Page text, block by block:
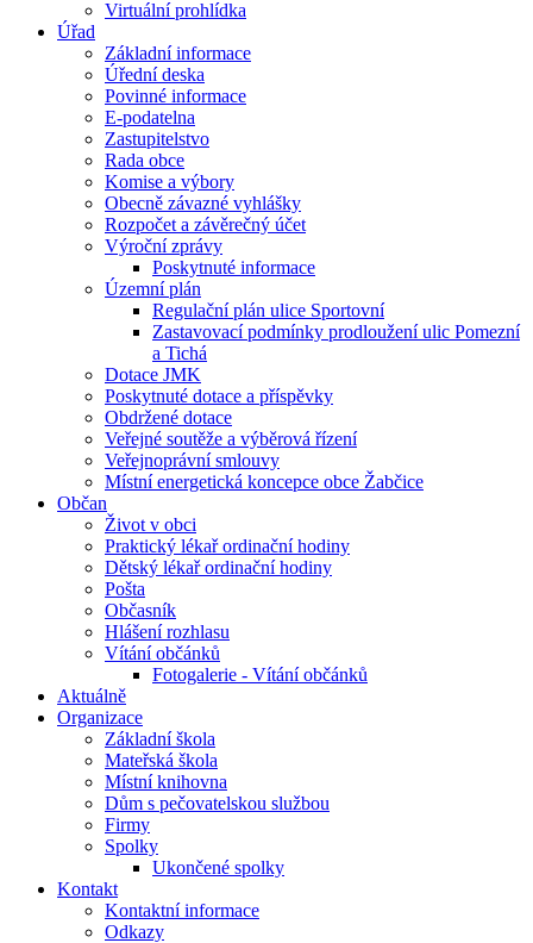
Virtuální prohlídka
Úřad
Základní informace
Úřední deska
Povinné informace
E-podatelna
Zastupitelstvo
Rada obce
Komise a výbory
Obecně závazné vyhlášky
Rozpočet a závěrečný účet
Výroční zprávy
Poskytnuté informace
Územní plán
Regulační plán ulice Sportovní
Zastavovací podmínky prodloužení ulic Pomezní
a Tichá
Dotace JMK
Poskytnuté dotace a příspěvky
Obdržené dotace
Veřejné soutěže a výběrová řízení
Veřejnoprávní smlouvy
Místní energetická koncepce obce Žabčice
Občan
Život v obci
Praktický lékař ordinační hodiny
Dětský lékař ordinační hodiny
Pošta
Občasník
Hlášení rozhlasu
Vítání občánků
Fotogalerie - Vítání občánků
Aktuálně
Organizace
Základní škola
Mateřská škola
Místní knihovna
Dům s pečovatelskou službou
Firmy
Spolky
Ukončené spolky
Kontakt
Kontaktní informace
Odkazy